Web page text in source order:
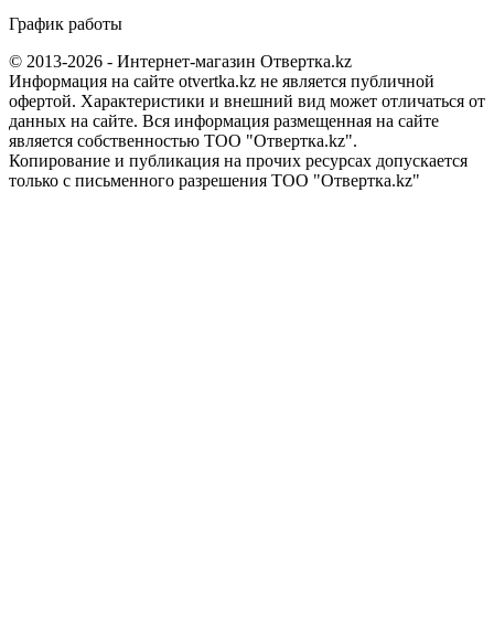
График работы
© 2013-2026 - Интернет-магазин Отвертка.kz
Информация на сайте otvertka.kz не является публичной
офертой. Характеристики и внешний вид может отличаться от
данных на сайте. Вся информация размещенная на сайте
является собственностью ТОО "Отвертка.kz".
Копирование и публикация на прочих ресурсах допускается
только с письменного разрешения ТОО "Отвертка.kz"